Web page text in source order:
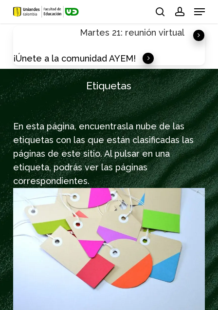
Skip
Menu
Martes 21: reunión virtual
¡Únete a la comunidad AYEM!
Etiquetas
En esta página, encuentrasla nube de las
etiquetas con las que están clasificadas las
páginas de este sitio. Al pulsar en una
etiqueta, podrás ver las páginas
correspondientes.